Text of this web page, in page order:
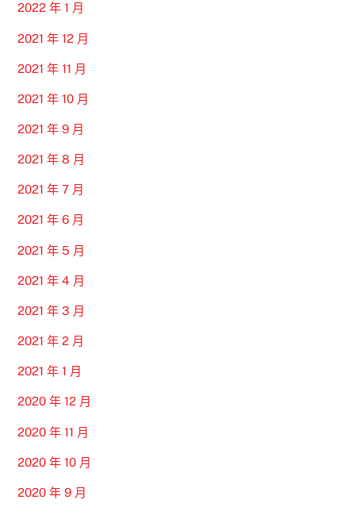
2022 年 1 月
2021 年 12 月
2021 年 11 月
2021 年 10 月
2021 年 9 月
2021 年 8 月
2021 年 7 月
2021 年 6 月
2021 年 5 月
2021 年 4 月
2021 年 3 月
2021 年 2 月
2021 年 1 月
2020 年 12 月
2020 年 11 月
2020 年 10 月
2020 年 9 月